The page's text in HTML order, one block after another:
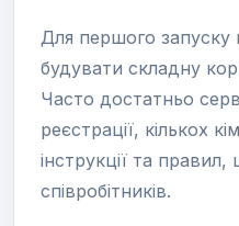
Для першого запуску
будувати складну
Часто достатньо
реєстрації, кількох
інструкції та
співробітників.